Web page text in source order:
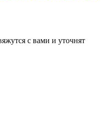
с вами и уточнят